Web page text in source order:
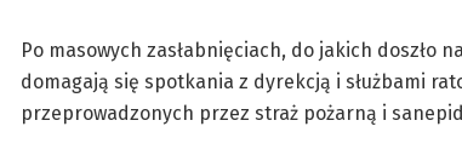
Po masowych zasłabnięciach, do jakich doszło
domagają się spotkania z dyrekcją i służbami
przeprowadzonych przez straż pożarną i